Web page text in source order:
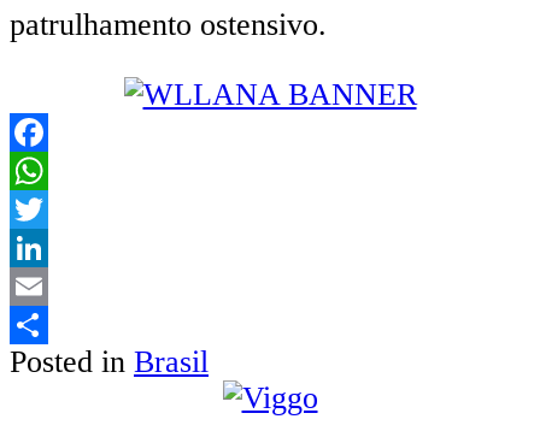
patrulhamento ostensivo.
Facebook
WhatsApp
Twitter
LinkedIn
Email
Share
Posted in Brasil